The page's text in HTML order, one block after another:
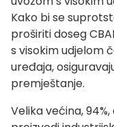
Kako bi se
proširiti doseg
s visokim udjelom
uređaja,
premještanje.
Velika većina,